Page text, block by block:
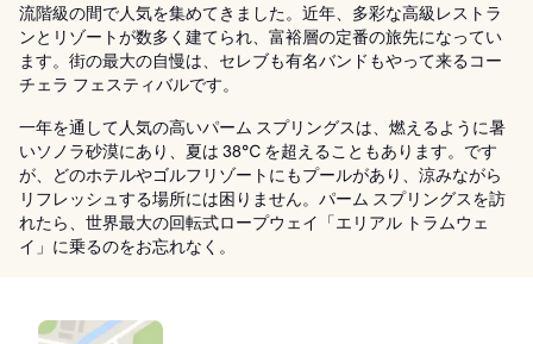
流階級の間で人気を集めてきました。近年、多彩な高級レストラ
ンとリゾートが数多く建てられ、富裕層の定番の旅先になってい
ます。街の最大の自慢は、セレブも有名バンドもやって来るコー
チェラ フェスティバルです。
一年を通して人気の高いパーム スプリングスは、燃えるように暑
いソノラ砂漠にあり、夏は 38℃ を超えることもあります。です
が、どのホテルやゴルフリゾートにもプールがあり、涼みながら
リフレッシュする場所には困りません。パーム スプリングスを訪
れたら、世界最大の回転式ロープウェイ「エリアル トラムウェ
イ」に乗るのをお忘れなく。